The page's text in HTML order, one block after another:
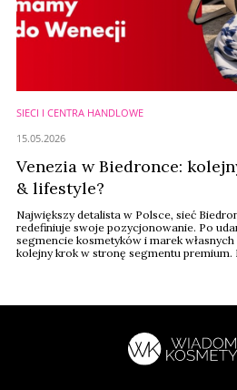
SIECI I CENTRA HANDLOWE
Venezia w Biedronce:
& lifestyle?
Największy detalista w Polsce, sieć
redefiniuje swoje pozycjonowanie. Po
segmencie kosmetyków i marek
kolejny krok w stronę segmentu premium.
15.05.2026